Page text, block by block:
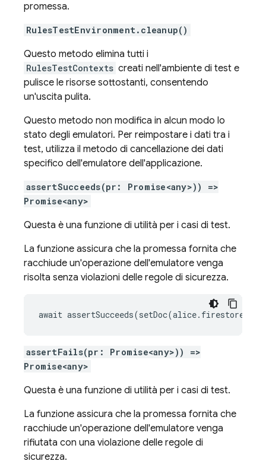
promessa.
RulesTestEnvironment.cleanup()
Questo metodo elimina tutti i
RulesTestContexts creati nell'ambiente di test e
pulisce le risorse sottostanti, consentendo
un'uscita pulita.
Questo metodo non modifica in alcun modo lo
stato degli emulatori. Per reimpostare i dati tra i
test, utilizza il metodo di cancellazione dei dati
specifico dell'emulatore dell'applicazione.
assertSucceeds(pr: Promise<any>)) =>
Promise<any>
Questa è una funzione di utilità per i casi di test.
La funzione assicura che la promessa fornita che
racchiude un'operazione dell'emulatore venga
risolta senza violazioni delle regole di sicurezza.
await
assertFails(pr: Promise<any>)) =>
Promise<any>
Questa è una funzione di utilità per i casi di test.
La funzione assicura che la promessa fornita che
racchiude un'operazione dell'emulatore venga
rifiutata con una violazione delle regole di
sicurezza.